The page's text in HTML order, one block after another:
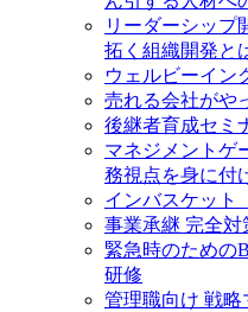
リーダーシッ
拓く組織開発と
ウェルビーイン
売れる会社がや
後継者育成セミ
マネジメントゲ
務視点を身に付
インバスケット
事業承継 完全対
緊急時のための
研修
管理職向け 戦